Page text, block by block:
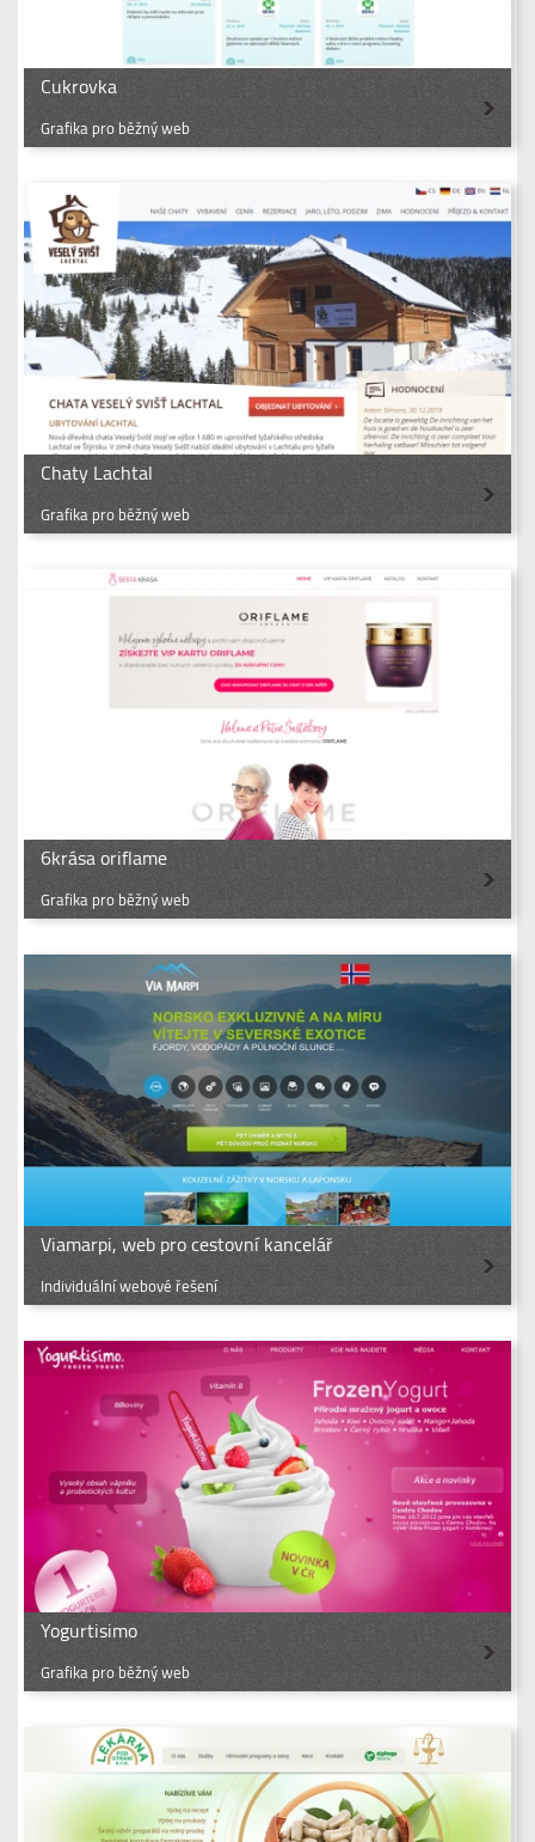
Cukrovka
Grafika pro běžný web
Chaty Lachtal
Grafika pro běžný web
6krása oriflame
Grafika pro běžný web
Viamarpi, web pro cestovní kancelář
Individuální webové řešení
Yogurtisimo
Grafika pro běžný web